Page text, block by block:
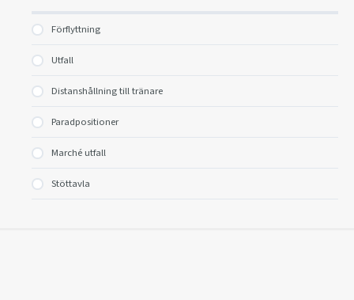
Förflyttning
Utfall
Distanshållning till tränare
Paradpositioner
Marché utfall
Stöttavla